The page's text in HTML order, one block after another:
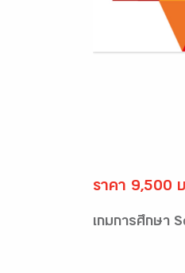
ราคา 9,500
เกมการศึกษา